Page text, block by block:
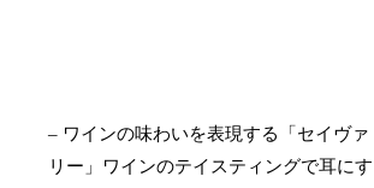
– ワインの味わいを表現する「セイヴァ
リー」ワインのテイスティングで耳にす